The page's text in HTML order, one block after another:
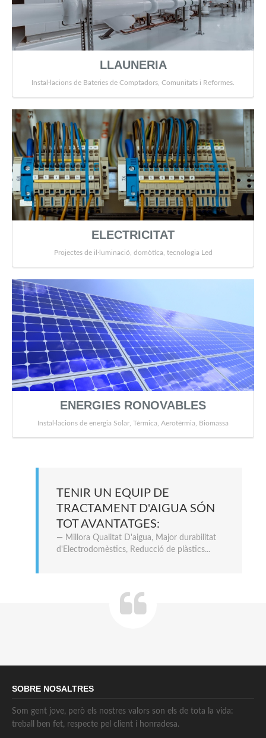
LLAUNERIA
Instal·lacions de Bateries de Comptadors, Comunitats i Reformes.
ELECTRICITAT
Projectes de il·luminació, domòtica, tecnologia Led
ENERGIES RONOVABLES
Instal·lacions de energia Solar, Tèrmica, Aerotèrmia, Biomassa
TENIR UN EQUIP DE
TRACTAMENT D'AIGUA SÓN
TOT AVANTATGES:
Millora Qualitat D'aigua, Major durabilitat
d'Electrodomèstics, Reducció de plàstics...
SOBRE NOSALTRES
Som gent jove, però els nostres valors son els de tota la vida:
treball ben fet, respecte pel client i honradesa.